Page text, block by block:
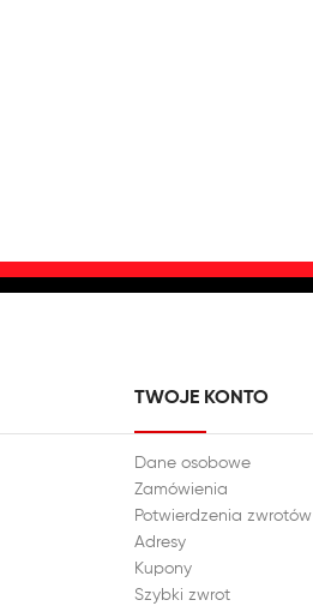
TWOJE KONTO
Dane osobowe
Zamówienia
Potwierdzenia zwrotów
Adresy
Kupony
Szybki zwrot